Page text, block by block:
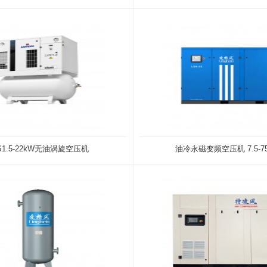
22kW无油涡旋空压机 油冷永磁变频空压机 7.5-